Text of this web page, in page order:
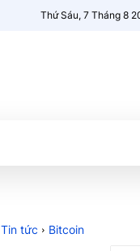
Thứ Sáu, 7 Tháng 8
Tin tức Bitcoin